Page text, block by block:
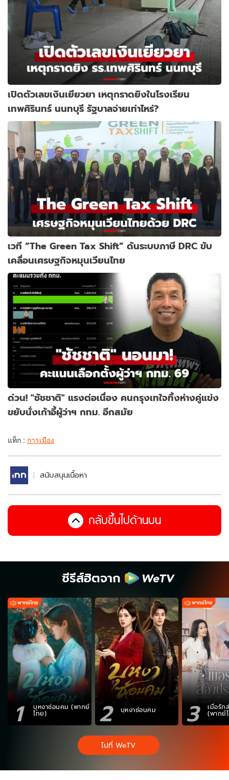
เปิดตัวเลขเงินเยียวยา เหตุกราดยิงในโรงเรียน
เทพศิรินทร์ นนทบุรี รัฐบาลจ่ายเท่าไหร่?
เวที “The Green Tax Shift” ดันระบบภาษี DRC ขับ
เคลื่อนเศรษฐกิจหมุนเวียนไทย
ด่วน! "ชัชชาติ" แรงต่อเนื่อง คนกรุงเทใจทิ้งห่างคู่แข่ง
ขยับนั่งเก้าอี้ผู้ว่าฯ กทม. อีกสมัย
แท็ก : การเมือง
สนับสนุนเนื้อหา
กลับขึ้นไปด้านบน
ซีรีส์ฮิตจาก
1 บุหงาซ่อนคม (พากย์
ไทย) 2 บุหงาซ่อนคม 3 เมื่อรัก
(พากย์
ไปที่ WeTV